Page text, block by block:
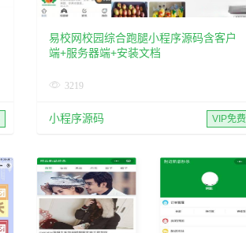
易校网校园综合跑腿小程序源码含客户
端+服务器端+安装文档
3219
小程序源码 VIP免费